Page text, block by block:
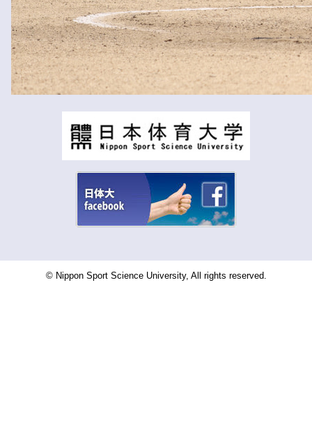
© Nippon Sport Science University, All rights reserved.